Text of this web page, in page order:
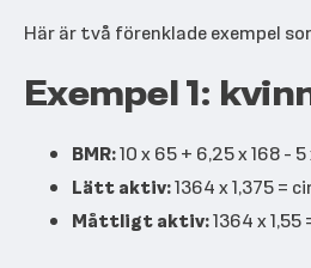
Här är två förenklade exempel
Exempel 1:
BMR:10 x 65 + 6,25 x 168 -
Lätt aktiv:1364 x 1,375 =
Måttligt aktiv:1364 x